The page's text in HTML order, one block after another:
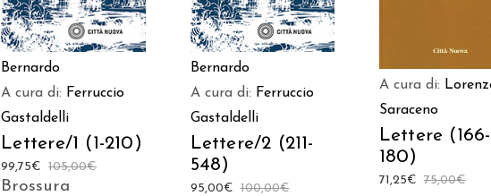
Bernardo
A cura di: Ferruccio
Gastaldelli
Lettere/1 (1-210)
105,00€
99,75€
Brossura
Bernardo
A cura di: Ferruccio
Gastaldelli
Lettere/2 (211-
548)
100,00€
95,00€
A cura di:
Saraceno
Lettere (166-
180)
75,00€
71,25€